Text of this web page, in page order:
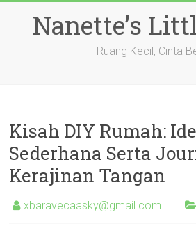
contentNanette’s
Ruang Kecil, Cinta
Kisah DIY Rumah:
Sederhana Serta
Kerajinan Tangan
xbaravecaasky@gmail.com